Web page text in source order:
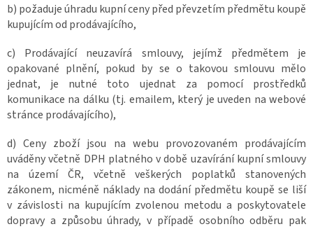
b) požaduje úhradu kupní ceny před převzetím předmětu koupě
kupujícím od prodávajícího,
c) Prodávající neuzavírá smlouvy, jejímž předmětem je
opakované plnění, pokud by se o takovou smlouvu mělo
jednat, je nutné toto ujednat za pomocí prostředků
komunikace na dálku (tj. emailem, který je uveden na webové
stránce prodávajícího),
d) Ceny zboží jsou na webu provozovaném prodávajícím
uváděny včetně DPH platného v době uzavírání kupní smlouvy
na území ČR, včetně veškerých poplatků stanovených
zákonem, nicméně náklady na dodání předmětu koupě se liší
v závislosti na kupujícím zvolenou metodu a poskytovatele
dopravy a způsobu úhrady, v případě osobního odběru pak